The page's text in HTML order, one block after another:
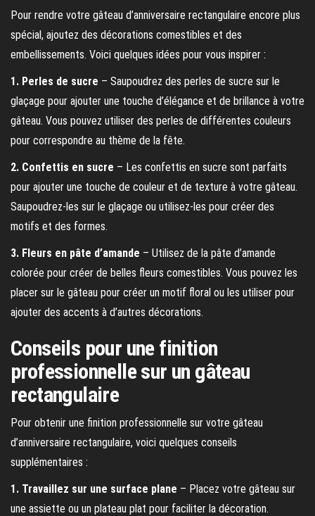
Pour rendre votre gâteau d’anniversaire rectangulaire encore plus
spécial, ajoutez des décorations comestibles et des
embellissements. Voici quelques idées pour vous inspirer :
1. Perles de sucre – Saupoudrez des perles de sucre sur le
glaçage pour ajouter une touche d’élégance et de brillance à votre
gâteau. Vous pouvez utiliser des perles de différentes couleurs
pour correspondre au thème de la fête.
2. Confettis en sucre – Les confettis en sucre sont parfaits
pour ajouter une touche de couleur et de texture à votre gâteau.
Saupoudrez-les sur le glaçage ou utilisez-les pour créer des
motifs et des formes.
3. Fleurs en pâte d’amande – Utilisez de la pâte d’amande
colorée pour créer de belles fleurs comestibles. Vous pouvez les
placer sur le gâteau pour créer un motif floral ou les utiliser pour
ajouter des accents à d’autres décorations.
Conseils pour une finition
professionnelle sur un gâteau
rectangulaire
Pour obtenir une finition professionnelle sur votre gâteau
d’anniversaire rectangulaire, voici quelques conseils
supplémentaires :
1. Travaillez sur une surface plane – Placez votre gâteau sur
une assiette ou un plateau plat pour faciliter la décoration.